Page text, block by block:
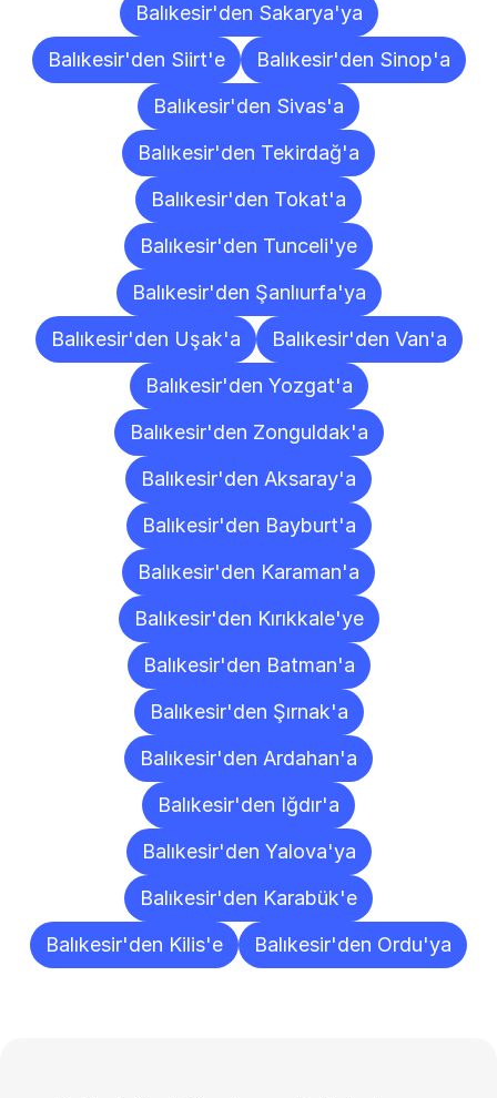
Balıkesir'den Sakarya'ya
Balıkesir'den Siirt'e
Balıkesir'den Sinop'a
Balıkesir'den Sivas'a
Balıkesir'den Tekirdağ'a
Balıkesir'den Tokat'a
Balıkesir'den Tunceli'ye
Balıkesir'den Şanlıurfa'ya
Balıkesir'den Uşak'a
Balıkesir'den Van'a
Balıkesir'den Yozgat'a
Balıkesir'den Zonguldak'a
Balıkesir'den Aksaray'a
Balıkesir'den Bayburt'a
Balıkesir'den Karaman'a
Balıkesir'den Kırıkkale'ye
Balıkesir'den Batman'a
Balıkesir'den Şırnak'a
Balıkesir'den Ardahan'a
Balıkesir'den Iğdır'a
Balıkesir'den Yalova'ya
Balıkesir'den Karabük'e
Balıkesir'den Kilis'e
Balıkesir'den Ordu'ya